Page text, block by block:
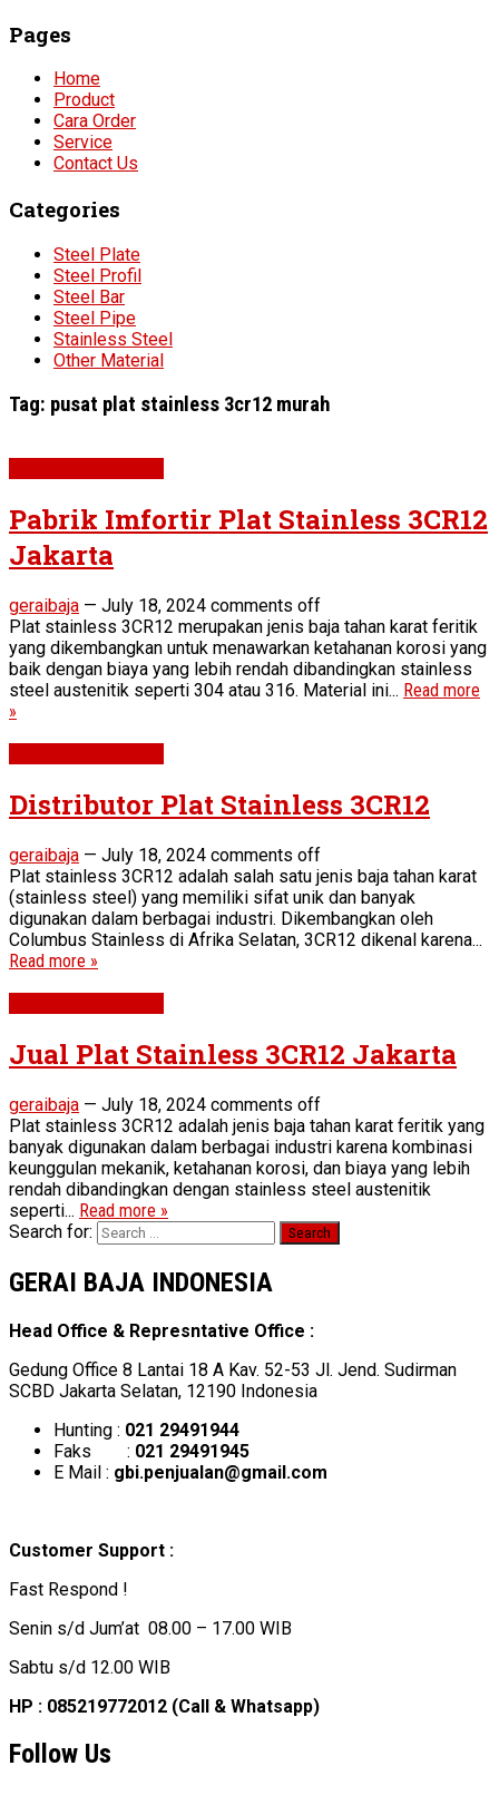
Pages
Home
Product
Cara Order
Service
Contact Us
Categories
Steel Plate
Steel Profil
Steel Bar
Steel Pipe
Stainless Steel
Other Material
Tag: pusat plat stainless 3cr12 murah
Pabrik Imfortir Plat Stainless 3CR12
Jakarta
geraibaja — July 18, 2024 comments off
Plat stainless 3CR12 merupakan jenis baja tahan karat feritik
yang dikembangkan untuk menawarkan ketahanan korosi yang
baik dengan biaya yang lebih rendah dibandingkan stainless
steel austenitik seperti 304 atau 316. Material ini... Read more
»
Distributor Plat Stainless 3CR12
geraibaja — July 18, 2024 comments off
Plat stainless 3CR12 adalah salah satu jenis baja tahan karat
(stainless steel) yang memiliki sifat unik dan banyak
digunakan dalam berbagai industri. Dikembangkan oleh
Columbus Stainless di Afrika Selatan, 3CR12 dikenal karena...
Read more »
Jual Plat Stainless 3CR12 Jakarta
geraibaja — July 18, 2024 comments off
Plat stainless 3CR12 adalah jenis baja tahan karat feritik yang
banyak digunakan dalam berbagai industri karena kombinasi
keunggulan mekanik, ketahanan korosi, dan biaya yang lebih
rendah dibandingkan dengan stainless steel austenitik
seperti... Read more »
Search for:
GERAI BAJA INDONESIA
Head Office & Represntative Office :
Gedung Office 8 Lantai 18 A Kav. 52-53 Jl. Jend. Sudirman
SCBD Jakarta Selatan, 12190 Indonesia
Hunting : 021 29491944
Faks : 021 29491945
E Mail : gbi.penjualan@gmail.com
Customer Support :
Fast Respond !
Senin s/d Jum’at 08.00 – 17.00 WIB
Sabtu s/d 12.00 WIB
HP : 085219772012 (Call & Whatsapp)
Follow Us